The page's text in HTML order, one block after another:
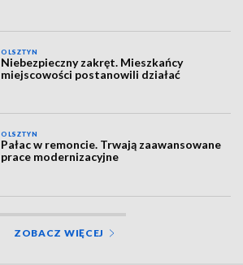
OLSZTYN
Niebezpieczny zakręt. Mieszkańcy
miejscowości postanowili działać
OLSZTYN
Pałac w remoncie. Trwają zaawansowane
prace modernizacyjne
ZOBACZ WIĘCEJ